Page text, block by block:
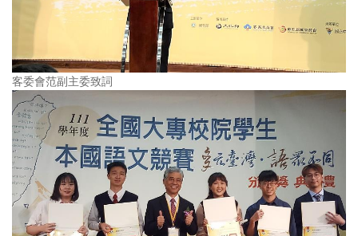
客委會范副主委致詞